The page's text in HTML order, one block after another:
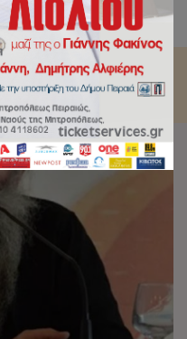
Ἡ Διαπίστωσις. Ἡ